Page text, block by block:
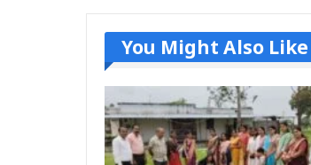
You Might Also Like